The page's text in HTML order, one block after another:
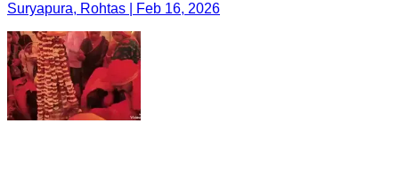
Suryapura, Rohtas | Feb 16, 2026